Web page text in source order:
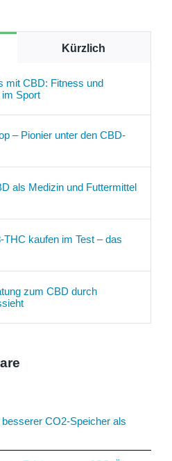
Kürzlich
mit CBD: Fitness und
Sport
– Pionier unter den CBD-
als Medizin und Futtermittel
THC kaufen im Test – das
zum CBD durch
CO2-Speicher als